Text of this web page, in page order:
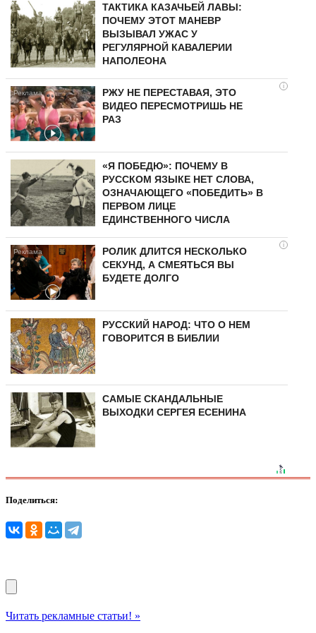
ТАКТИКА КАЗАЧЬЕЙ ЛАВЫ:
ПОЧЕМУ ЭТОТ МАНЕВР
ВЫЗЫВАЛ УЖАС У
РЕГУЛЯРНОЙ КАВАЛЕРИИ
НАПОЛЕОНА
i
РЖУ НЕ ПЕРЕСТАВАЯ, ЭТО
ВИДЕО ПЕРЕСМОТРИШЬ НЕ
РАЗ
«Я ПОБЕДЮ»: ПОЧЕМУ В
РУССКОМ ЯЗЫКЕ НЕТ СЛОВА,
ОЗНАЧАЮЩЕГО «ПОБЕДИТЬ» В
ПЕРВОМ ЛИЦЕ
ЕДИНСТВЕННОГО ЧИСЛА
i
РОЛИК ДЛИТСЯ НЕСКОЛЬКО
СЕКУНД, А СМЕЯТЬСЯ ВЫ
БУДЕТЕ ДОЛГО
РУССКИЙ НАРОД: ЧТО О НЕМ
ГОВОРИТСЯ В БИБЛИИ
САМЫЕ СКАНДАЛЬНЫЕ
ВЫХОДКИ СЕРГЕЯ ЕСЕНИНА
Поделиться:
Читать рекламные статьи! »